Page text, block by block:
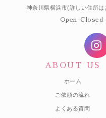
神奈川県横浜市(詳しい住所
Open-Closed
ABOUT US
ホーム
ご依頼の流れ
よくある質問